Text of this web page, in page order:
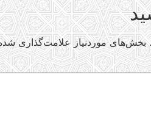
بخش‌های موردنیاز علامت‌گذاری